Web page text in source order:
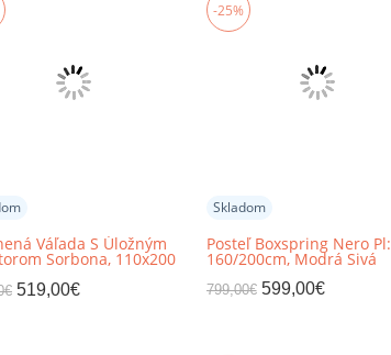
Váľada S Úložným
Sorbona, 110x200
€ 519,00€
-25%
Skladom
Posteľ Boxspring Nero Pl:
160/200cm, Modrá Sivá
799,00€ 599,00€